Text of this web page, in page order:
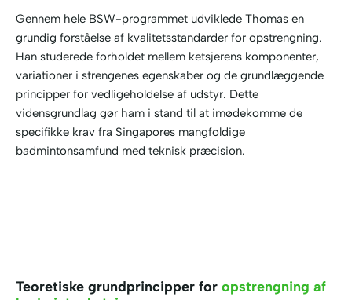
Gennem hele BSW-programmet udviklede Thomas en
grundig forståelse af kvalitetsstandarder for opstrengning.
Han studerede forholdet mellem ketsjerens komponenter,
variationer i strengenes egenskaber og de grundlæggende
principper for vedligeholdelse af udstyr. Dette
vidensgrundlag gør ham i stand til at imødekomme de
specifikke krav fra Singapores mangfoldige
badmintonsamfund med teknisk præcision.
Teoretiske grundprincipper for opstrengning af